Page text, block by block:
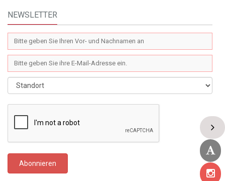
NEWSLETTER